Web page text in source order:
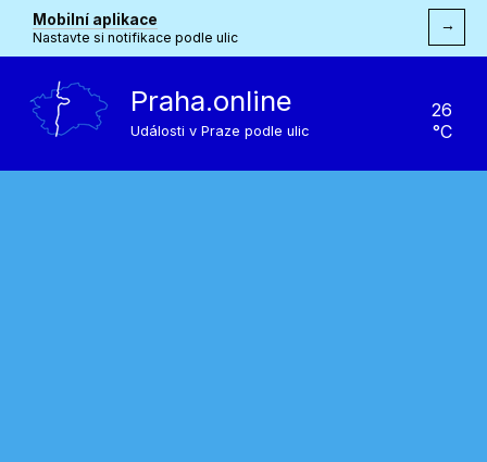
Mobilní aplikace
Nastavte si notifikace podle ulic
→
Praha.online
Události v Praze podle ulic
26
°C